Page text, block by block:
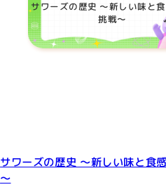
サワーズの歴史 ～新しい味と
挑戦～
サワーズの歴史 ～新しい味と食
～